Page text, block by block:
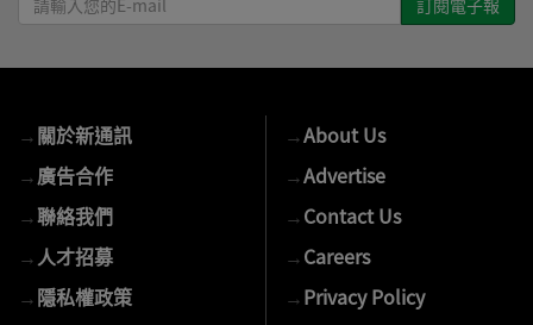
輸
E-
mail
→關於新通訊
→廣告合作
→聯絡我們
→ 人才招募
→隱私權政策
→About Us
→Advertise
→Contact Us
→Careers
→Privacy Policy